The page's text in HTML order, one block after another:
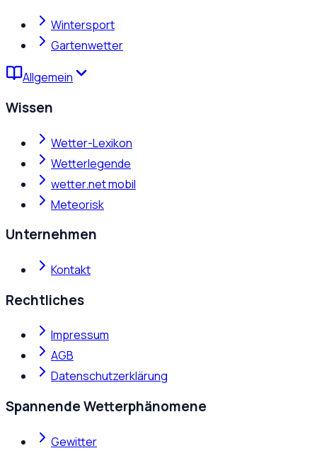
Wintersport
Gartenwetter
Allgemein
Wissen
Wetter-Lexikon
Wetterlegende
wetter.net mobil
Meteorisk
Unternehmen
Kontakt
Rechtliches
Impressum
AGB
Datenschutzerklärung
Spannende Wetterphänomene
Gewitter